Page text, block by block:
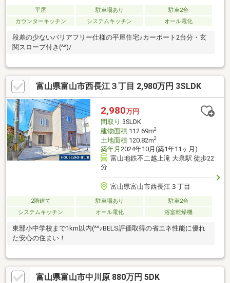
平屋 駐車場あり
駐車2台
カウンターキッチン
システムキッチン オール電化
段差の少ないバリアフリー仕様の平屋住宅♪カーポート2台分・玄
関スロープ付き(^^)/
富山県富山市西長江３丁目 2,980万円 3SLDK
2,980万円
間取り 3SLDK
建物面積112.69m2
土地面積120.82m2
築年月 2024年10月(築1年11ヶ月)
富山地鉄不二越上滝 大泉駅 徒歩22
分
富山県富山市西長江３丁目
2階建て 駐車場あり
駐車2台
システムキッチン
オール電化 浴室乾燥機
東部小中学校まで1km以内(^^♪BELS評価取得の省エネ性能に優れ
た安心の住まい！
富山県富山市中川原 880万円 5DK